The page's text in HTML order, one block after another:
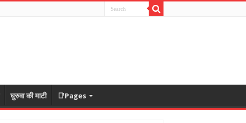
घुरुवा की माटी 📑Pages